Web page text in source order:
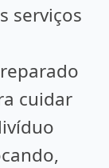
serviços
cuidar